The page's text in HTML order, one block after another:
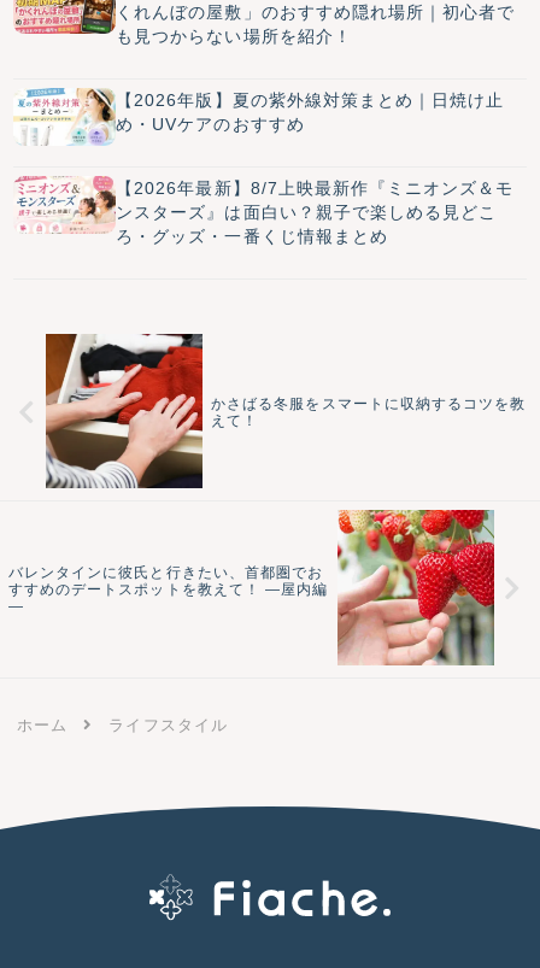
くれんぼの屋敷」のおすすめ隠れ場所｜初心者で
も見つからない場所を紹介！
【2026年版】夏の紫外線対策まとめ｜日焼け止
め・UVケアのおすすめ
【2026年最新】8/7上映最新作『ミニオンズ＆モ
ンスターズ』は面白い？親子で楽しめる見どこ
ろ・グッズ・一番くじ情報まとめ
かさばる冬服をスマートに収納するコツを教
えて！
バレンタインに彼氏と行きたい、首都圏でお
すすめのデートスポットを教えて！ ―屋内編
―
ホーム ライフスタイル